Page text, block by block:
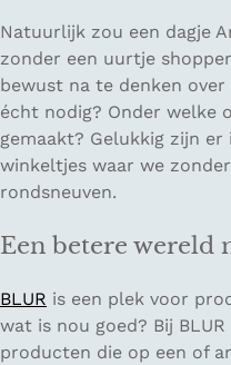
Natuurlijk zou een dagje
zonder een uurtje
bewust na te denken
écht nodig? Onder welke
gemaakt? Gelukkig zijn
winkeltjes waar we
rondsneuven.
Een betere wereld
BLUR is een plek voor
wat is nou goed? Bij
producten die op een of